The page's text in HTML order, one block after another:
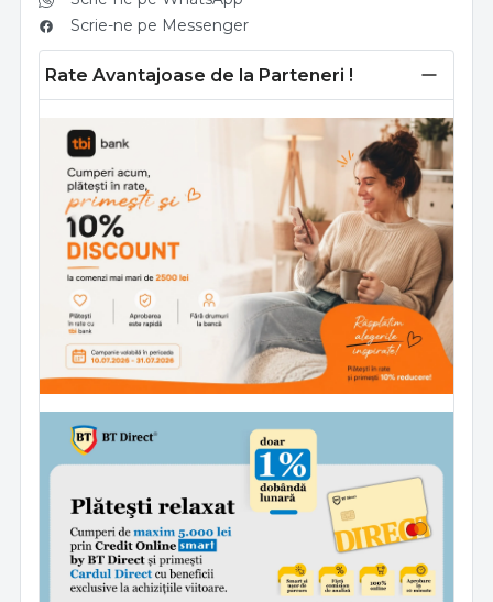
Scrie-ne pe Messenger
Rate Avantajoase de la Parteneri !